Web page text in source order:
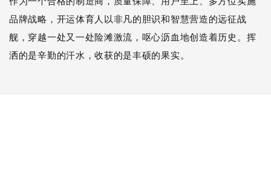
品牌战略，开运体育人以非凡的胆识和智慧营造的远征战
舰，穿越一处又一处险滩激流，呕心沥血地创造着历史。挥
洒的是辛勤的汗水，收获的是丰硕的果实。